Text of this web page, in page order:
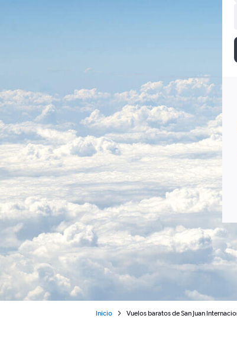
Inicio Vuelos baratos de San Juan